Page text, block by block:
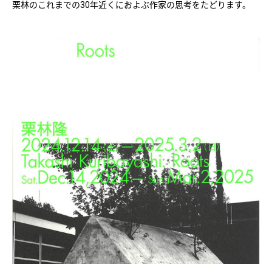
栗林のこれまでの30年近くにおよぶ作家の思考をたどります。